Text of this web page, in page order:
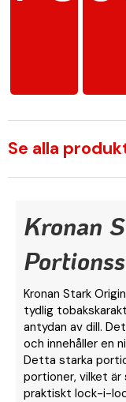
Se alla
Kronan
Kronan Stark
tydlig
antydan av dill.
och innehåller en
Detta starka
portioner, vilket
praktiskt lock-i-